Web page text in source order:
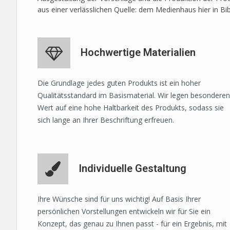
aus einer verlässlichen Quelle: dem Medienhaus hier in
Hochwertige Materialien
Die Grundlage jedes guten Produkts ist ein hoher
Qualitätsstandard im Basismaterial. Wir legen besonderen
Wert auf eine hohe Haltbarkeit des Produkts, sodass sie
sich lange an Ihrer Beschriftung erfreuen.
Individuelle Gestaltung
Ihre Wünsche sind für uns wichtig! Auf Basis Ihrer
persönlichen Vorstellungen entwickeln wir für Sie ein
Konzept, das genau zu Ihnen passt - für ein Ergebnis, mit